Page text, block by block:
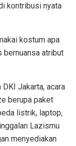
kontribusi nyata
kostum apa
bernuansa atribut
Jakarta, acara
berupa paket
listrik, laptop,
Lazismu
menyediakan